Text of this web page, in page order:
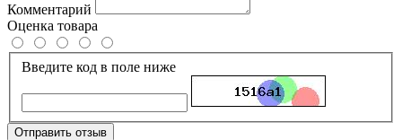
Комментарий
Оценка товара
Введите код в поле ниже
Отправить отзыв